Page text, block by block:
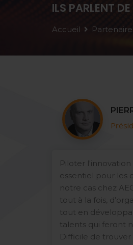
ILS PARLENT
Accueil
Piloter l'innovation
essentiel pour les
notre cas chez
tout à la fois,
tout en
talents qui feront
Difficile de trouver